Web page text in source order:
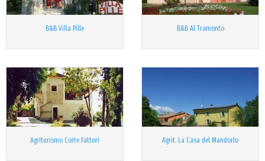
B&B Villa Pille B&B Al Tramonto
Agriturismo Corte Fattori Agrit. La Casa del Mandorlo